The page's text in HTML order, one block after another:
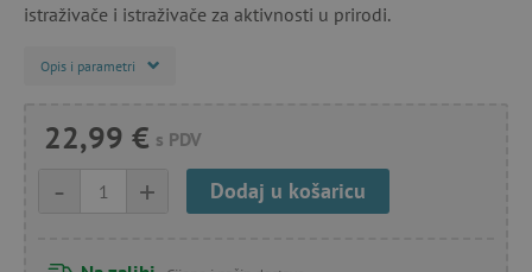
istraživače i istraživače za aktivnosti u prirodi.
Opis i parametri
22,99 € s PDV
+
- Dodaj u košaricu